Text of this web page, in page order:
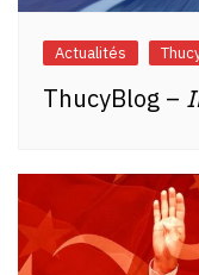
Actualités
ThucyBlog –